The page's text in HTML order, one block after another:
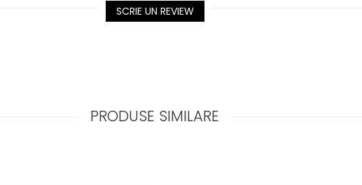
SCRIE UN REVIEW
PRODUSE SIMILARE